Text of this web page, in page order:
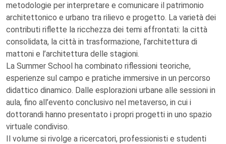
metodologie per interpretare e comunicare il patrimonio
architettonico e urbano tra rilievo e progetto. La varietà dei
contributi riflette la ricchezza dei temi affrontati: la città
consolidata, la città in trasformazione, l’architettura di
mattoni e l’architettura delle stagioni.
La Summer School ha combinato riflessioni teoriche,
esperienze sul campo e pratiche immersive in un percorso
didattico dinamico. Dalle esplorazioni urbane alle sessioni in
aula, fino all’evento conclusivo nel metaverso, in cui i
dottorandi hanno presentato i propri progetti in uno spazio
virtuale condiviso.
Il volume si rivolge a ricercatori, professionisti e studenti